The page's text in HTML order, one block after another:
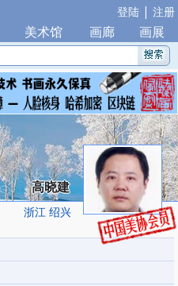
登陆 | 注册
美术馆 画廊 画展
高晓建
浙江 绍兴